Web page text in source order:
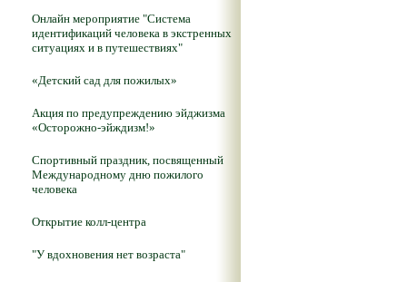
Онлайн мероприятие "Система
идентификаций человека в экстренных
ситуациях и в путешествиях"
«Детский сад для пожилых»
Акция по предупреждению эйджизма
«Осторожно-эйждизм!»
Спортивный праздник, посвященный
Международному дню пожилого
человека
Открытие колл-центра
"У вдохновения нет возраста"